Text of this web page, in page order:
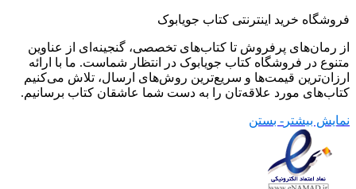
فروشگاه خرید اینترنتی کتاب جویابوک
از رمان‌های پرفروش تا کتاب‌های تخصصی، گنجینه‌ای از عناوین
متنوع در فروشگاه کتاب جویابوک در انتظار شماست. ما با ارائه
ارزان‌ترین قیمت‌ها و سریع‌ترین روش‌های ارسال، تلاش می‌کنیم
کتاب‌های مورد علاقه‌تان را به دست شما عاشقان کتاب برسانیم.
نمایش بیشتر - بستن